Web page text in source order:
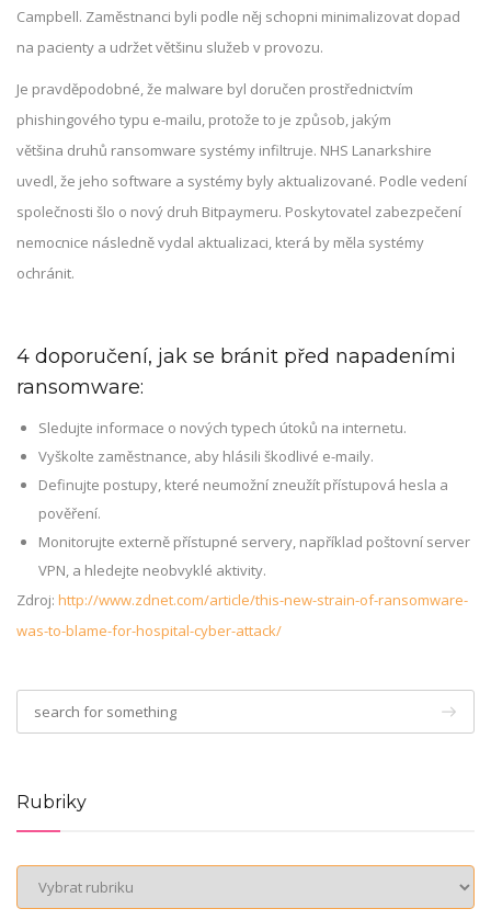
Campbell. Zaměstnanci byli podle něj schopni minimalizovat dopad
na pacienty a udržet většinu služeb v provozu.
Je pravděpodobné, že malware byl doručen prostřednictvím
phishingového typu e-mailu, protože to je způsob, jakým
většina druhů ransomware systémy infiltruje. NHS Lanarkshire
uvedl, že jeho software a systémy byly aktualizované. Podle vedení
společnosti šlo o nový druh Bitpaymeru. Poskytovatel zabezpečení
nemocnice následně vydal aktualizaci, která by měla systémy
ochránit.
4 doporučení, jak se bránit před napadeními
ransomware:
Sledujte informace o nových typech útoků na internetu.
Vyškolte zaměstnance, aby hlásili škodlivé e-maily.
Definujte postupy, které neumožní zneužít přístupová hesla a
pověření.
Monitorujte externě přístupné servery, například poštovní server
VPN, a hledejte neobvyklé aktivity.
Zdroj: http://www.zdnet.com/article/this-new-strain-of-ransomware-
was-to-blame-for-hospital-cyber-attack/
Rubriky
Rubriky